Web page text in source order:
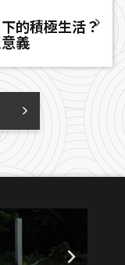
的積極生活？
義